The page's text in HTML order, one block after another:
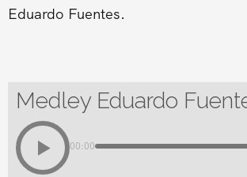
Eduardo Fuentes.
Medley Eduardo
00:00